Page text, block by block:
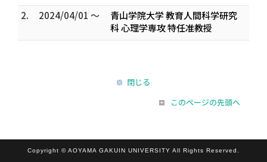
2.
2024/04/01 ～
青山学院大学 教育人間科学研究
科 心理学専攻 特任准教授
閉じる
このページの先頭へ
Copyright © AOYAMA GAKUIN UNIVERSITY All Rights Reserved.